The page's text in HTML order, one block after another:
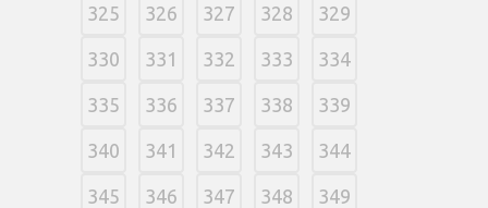
325 326 327 328 329
330 331 332 333 334
335 336 337 338 339
340 341 342 343 344
345 346 347 348 349